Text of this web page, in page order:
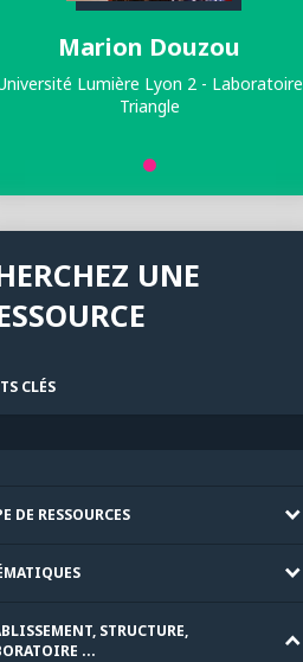
Marion Douzou
Lumière Lyon 2 - Laboratoire
Triangle
UNE
CLÉS
DE RESSOURCES
STRUCTURE,
...